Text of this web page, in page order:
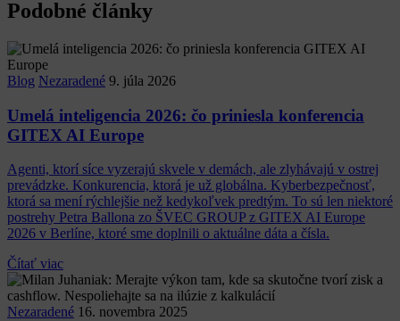
Podobné články
Blog Nezaradené 9. júla 2026
Umelá inteligencia 2026: čo priniesla konferencia
GITEX AI Europe
Agenti, ktorí síce vyzerajú skvele v demách, ale zlyhávajú v ostrej
prevádzke. Konkurencia, ktorá je už globálna. Kyberbezpečnosť,
ktorá sa mení rýchlejšie než kedykoľvek predtým. To sú len niektoré
postrehy Petra Ballona zo ŠVEC GROUP z GITEX AI Europe
2026 v Berlíne, ktoré sme doplnili o aktuálne dáta a čísla.
Čítať viac
Nezaradené 16. novembra 2025